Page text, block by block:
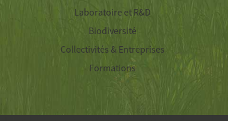
Laboratoire et R&D
Biodiversité
Collectivités & Entreprises
Formations